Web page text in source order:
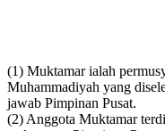
(1) Muktamar ialah
Muhammadiyah yang
jawab Pimpinan Pusat.
(2) Anggota Muktamar